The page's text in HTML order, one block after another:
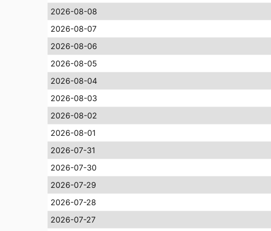
2026-08-08
2026-08-07
2026-08-06
2026-08-05
2026-08-04
2026-08-03
2026-08-02
2026-08-01
2026-07-31
2026-07-30
2026-07-29
2026-07-28
2026-07-27